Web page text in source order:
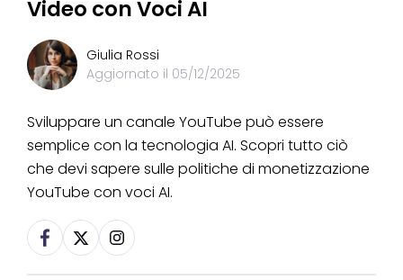
Video con Voci AI
Giulia Rossi
Aggiornato il 05/12/2025
Sviluppare un canale YouTube può essere
semplice con la tecnologia AI. Scopri tutto ciò
che devi sapere sulle politiche di monetizzazione
YouTube con voci AI.